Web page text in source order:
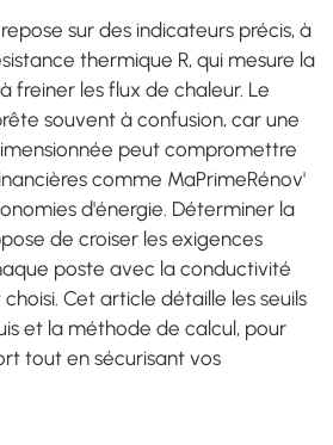
sur des indicateurs précis, à
thermique R, qui mesure la
freiner les flux de chaleur. Le
souvent à confusion, car une
peut compromettre
comme MaPrimeRénov'
d'énergie. Déterminer la
de croiser les exigences
poste avec la conductivité
Cet article détaille les seuils
et la méthode de calcul, pour
tout en sécurisant vos